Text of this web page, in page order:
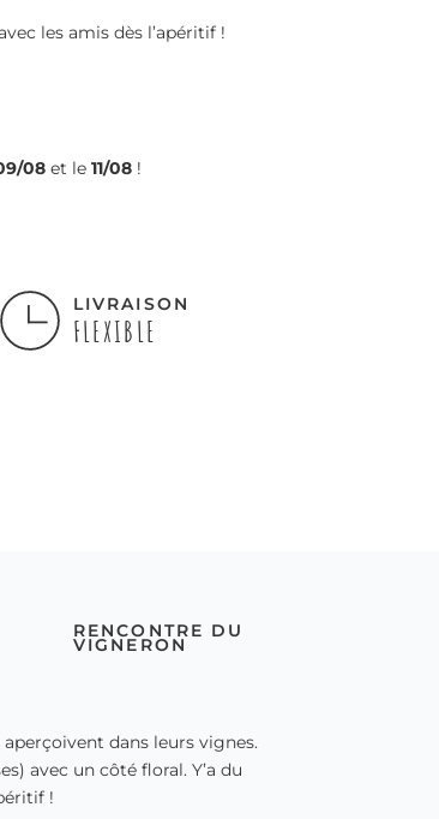
les amis dès l’apéritif !
08 et le 11/08 !
LIVRAISON
FLEXIBLE
RENCONTRE DU
VIGNERON
aperçoivent dans leurs vignes.
avec un côté floral. Y’a du
!